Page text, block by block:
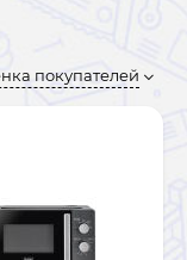
покупателей